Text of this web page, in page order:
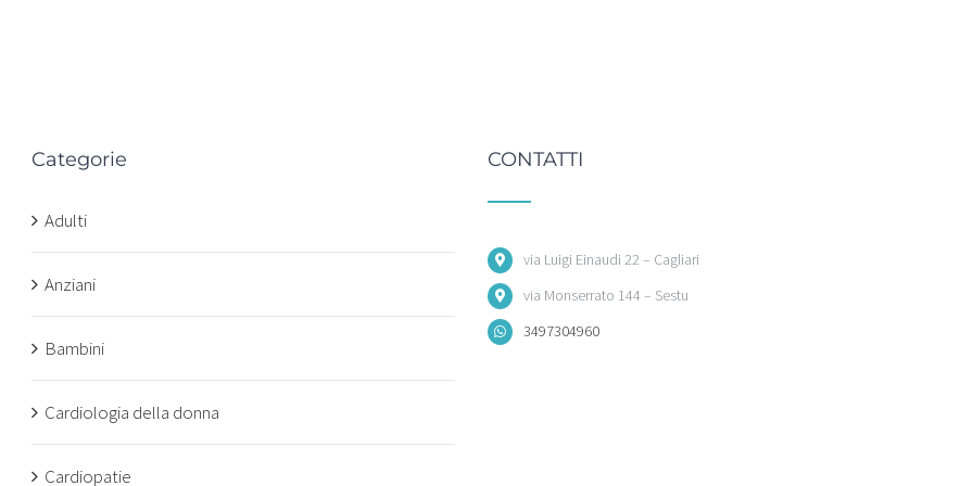
Categorie
Adulti
Anziani
Bambini
Cardiologia della donna
Cardiopatie
CONTATTI
via Luigi Einaudi 22 – Cagliari
via Monserrato 144 – Sestu
3497304960